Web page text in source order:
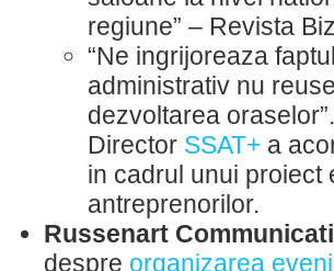
regiune” – Revista
“Ne ingrijoreaza
administrativ nu
dezvoltarea
Director SSAT+ a
in cadrul unui proiect
antreprenorilor.
Russenart
despre organizarea